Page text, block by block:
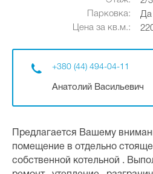
Парковка:
Да
Цена за кв.м.:
+380 (44) 494-04-11
Анатолий Васильевич
Предлагается Вашему
помещение в отдельно
собственной котельной .